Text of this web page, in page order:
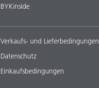
BYKinside
Verkaufs- und Lieferbedingungen
Datenschutz
Einkaufsbedingungen